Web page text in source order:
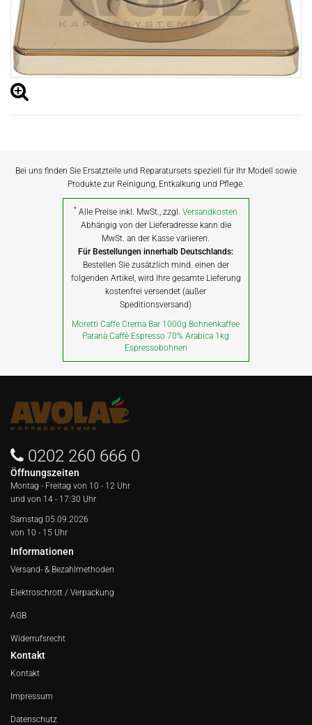
Bei uns finden Sie Ersatzteile und Reparatursets speziell für Ihr Modell sowie
Produkte zur Reinigung, Entkalkung und Pflege.
* Alle Preise inkl. MwSt., zzgl.Versandkosten
Abhängig von der Lieferadresse kann die
MwSt. an der Kasse variieren.
Für Bestellungen innerhalb Deutschlands:
Bestellen Sie zusätzlich mind. einen der
folgenden Artikel, wird Ihre gesamte Lieferung
kostenfrei versendet (außer
Speditionsversand)
Moretti Caffe Crema Bar 1000g Bohnenkaffee
Paranà Caffè Espresso 70% Arabica 1kg
Espressobohnen
0202 260 666 0
Öffnungszeiten
Montag - Freitag von 10 - 12 Uhr
und von 14 - 17:30 Uhr
Samstag 05.09.2026
von 10 - 15 Uhr
Informationen
Versand- & Bezahlmethoden
Elektroschrott / Verpackung
AGB
Widerrufsrecht
Kontakt
Kontakt
Impressum
Datenschutz